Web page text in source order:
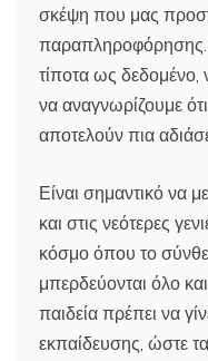
σκέψη που μας
παραπληροφόρησης.
τίποτα ως δεδομένο,
να αναγνωρίζουμε
αποτελούν πια
Είναι σημαντικό να
και στις νεότερες
κόσμο όπου το
μπερδεύονται όλο
παιδεία πρέπει να
εκπαίδευσης, ώστε